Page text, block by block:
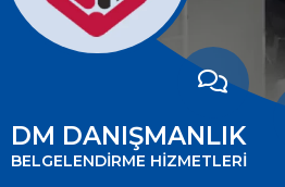
VİZYONUMUZ
BELGELENDİRMENİN
FAYDALARI
DM DANIŞMANLIK
BELGELENDİRME HİZMETLERİ